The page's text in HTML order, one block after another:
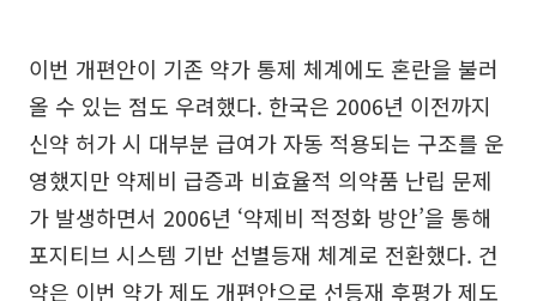
이번 개편안이 기존 약가 통제 체계에도 혼란을 불러
올 수 있는 점도 우려했다. 한국은 2006년 이전까지
신약 허가 시 대부분 급여가 자동 적용되는 구조를 운
영했지만 약제비 급증과 비효율적 의약품 난립 문제
가 발생하면서 2006년 ‘약제비 적정화 방안’을 통해
포지티브 시스템 기반 선별등재 체계로 전환했다. 건
약은 이번 약가 제도 개편안으로 선등재 후평가 제도